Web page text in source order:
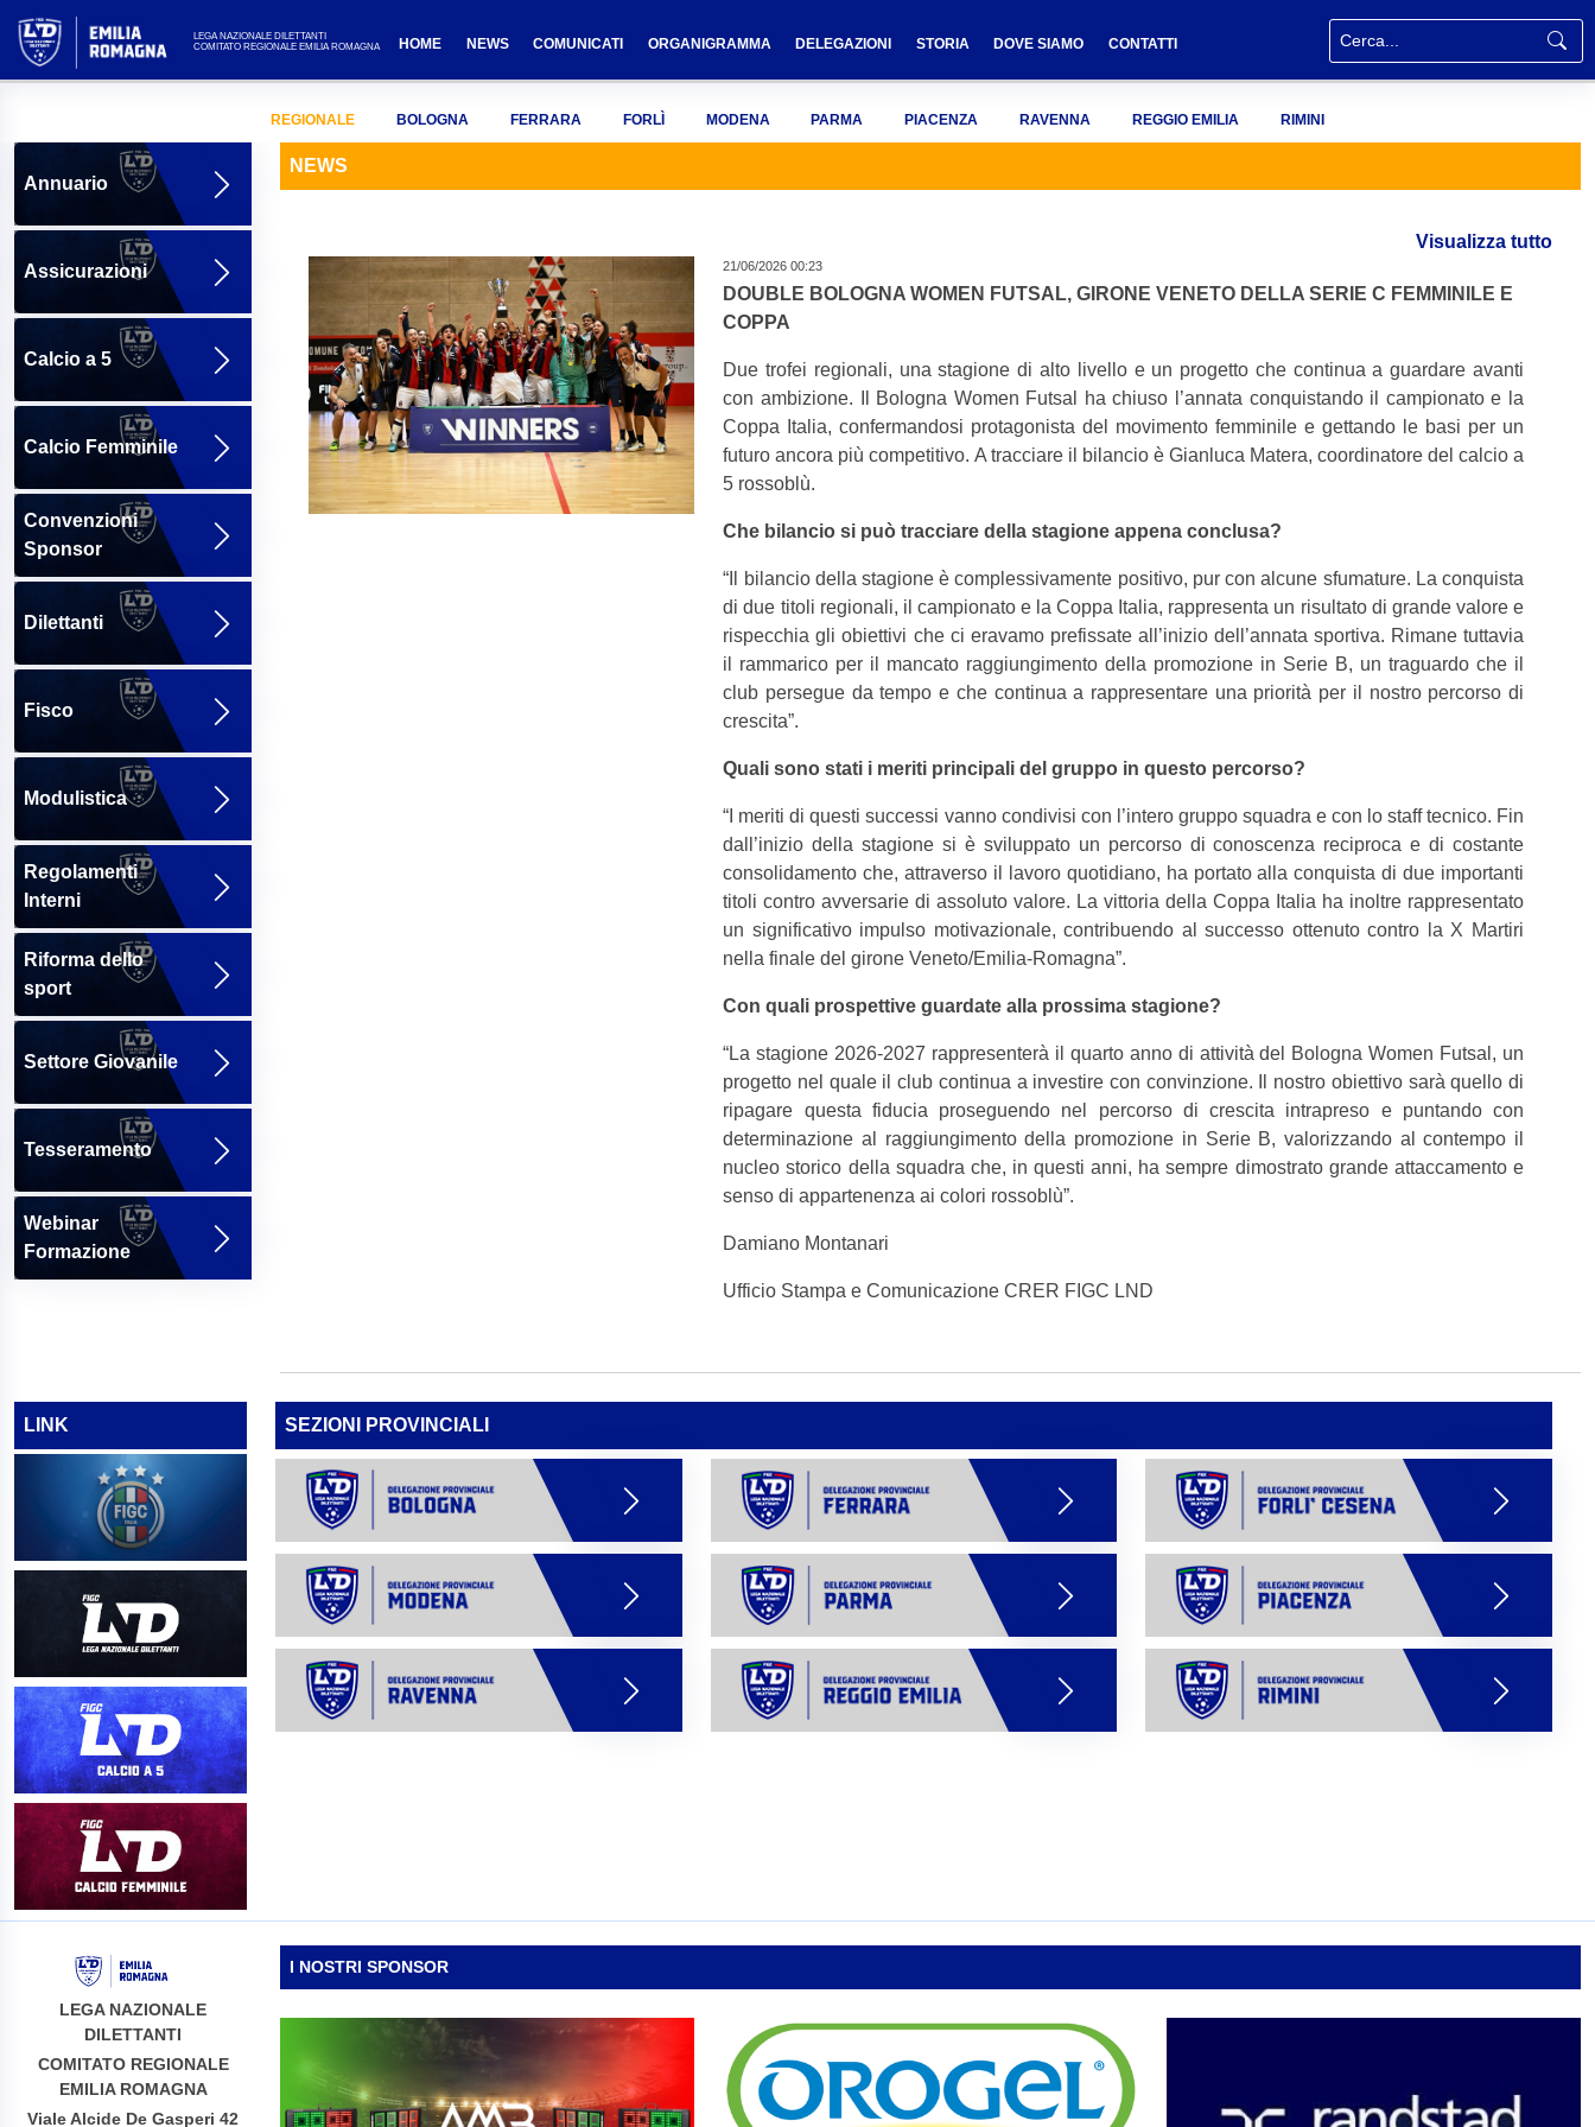
LEGA NAZIONALE DILETTANTI
COMITATO REGIONALE EMILIA ROMAGNA
HOME NEWS COMUNICATI ORGANIGRAMMA DELEGAZIONI STORIA DOVE SIAMO CONTATTI
REGIONALE BOLOGNA FERRARA FORLÌ MODENA PARMA PIACENZA RAVENNA REGGIO EMILIA RIMINI
Annuario
Assicurazioni
Calcio a 5
Calcio Femminile
Convenzioni
Sponsor
Dilettanti
Fisco
Modulistica
Regolamenti
Interni
Riforma dello
sport
Settore Giovanile
Tesseramento
Webinar
Formazione
NEWS
Visualizza tutto
21/06/2026 00:23
DOUBLE BOLOGNA WOMEN FUTSAL, GIRONE VENETO DELLA SERIE C FEMMINILE E
COPPA
Due trofei regionali, una stagione di alto livello e un progetto che continua a guardare avanti
con ambizione. Il Bologna Women Futsal ha chiuso l’annata conquistando il campionato e la
Coppa Italia, confermandosi protagonista del movimento femminile e gettando le basi per un
futuro ancora più competitivo. A tracciare il bilancio è Gianluca Matera, coordinatore del calcio a
5 rossoblù.
Che bilancio si può tracciare della stagione appena conclusa?
“ Il bilancio della stagione è complessivamente positivo, pur con alcune sfumature. La conquista
di due titoli regionali, il campionato e la Coppa Italia, rappresenta un risultato di grande valore e
rispecchia gli obiettivi che ci eravamo prefissate all’inizio dell’annata sportiva. Rimane tuttavia
il rammarico per il mancato raggiungimento della promozione in Serie B, un traguardo che il
club persegue da tempo e che continua a rappresentare una priorità per il nostro percorso di
crescita”.
Quali sono stati i meriti principali del gruppo in questo percorso?
“ I meriti di questi successi vanno condivisi con l’intero gruppo squadra e con lo staff tecnico. Fin
dall’inizio della stagione si è sviluppato un percorso di conoscenza reciproca e di costante
consolidamento che, attraverso il lavoro quotidiano, ha portato alla conquista di due importanti
titoli contro avversarie di assoluto valore. La vittoria della Coppa Italia ha inoltre rappresentato
un significativo impulso motivazionale, contribuendo al successo ottenuto contro la X Martiri
nella finale del girone Veneto/Emilia-Romagna”.
Con quali prospettive guardate alla prossima stagione?
“La stagione 2026-2027 rappresenterà il quarto anno di attività del Bologna Women Futsal, un
progetto nel quale il club continua a investire con convinzione. Il nostro obiettivo sarà quello di
ripagare questa fiducia proseguendo nel percorso di crescita intrapreso e puntando con
determinazione al raggiungimento della promozione in Serie B, valorizzando al contempo il
nucleo storico della squadra che, in questi anni, ha sempre dimostrato grande attaccamento e
senso di appartenenza ai colori rossoblù”.
Damiano Montanari
Ufficio Stampa e Comunicazione CRER FIGC LND
LINK SEZIONI PROVINCIALI
LEGA NAZIONALE
DILETTANTI
COMITATO REGIONALE
EMILIA ROMAGNA
Viale Alcide De Gasperi 42
I NOSTRI SPONSOR